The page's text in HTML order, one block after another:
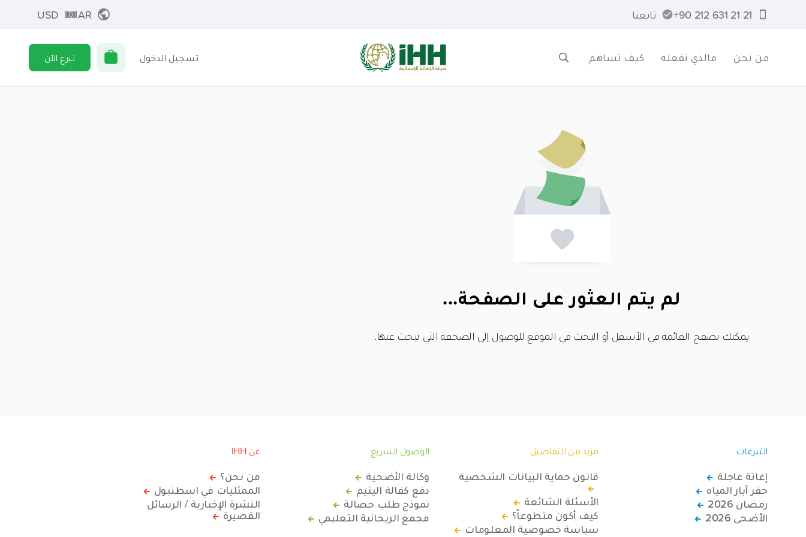
21 21 631 212 90+ تابعنا AR
USD
من نحن مالذي نفعله كيف تساهم تسجيل الدخول تبرع الآن
لم يتم العثور على الصفحة...
يمكنك تصفح القائمة في الأسفل أو البحث في الموقع للوصول إلى الصحفة التي تبحث عنها.
التبرعات
إغاثة عاجلة
حفر آبار المياه
رمضان 2026
الأضحى 2026
مزيد من التفاصيل
قانون حماية البيانات الشخصية
الأسئلة الشائعة
كيف أكون متطوعاً؟
سياسة خصوصية المعلومات
الوصول السريع
وكالة الأضحية
دفع كفالة اليتيم
نموذج طلب حصالة
مجمع الريحانية التعليمي
عن IHH
من نحن؟
الممثليات في اسطنبول
النشرة الإخبارية / الرسائل
القصيرة